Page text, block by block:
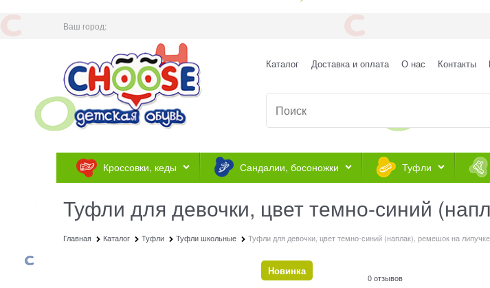
Ваш город:
Каталог Доставка и оплата О нас Контакты
Кроссовки, кеды Сандалии, босоножки Туфли
Туфли для девочки, цвет темно-синий
Главная Каталог Туфли Туфли школьные Туфли для девочки, цвет темно-синий (наплак), ремешок на липучке
Новинка
0 отзывов